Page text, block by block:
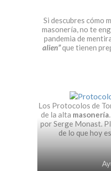
Si descubres cómo
masonería, no te
pandemia de
alien”que tienen
Los Protocolos de
de la alta masonería
por Serge Monast.
de lo que hoy